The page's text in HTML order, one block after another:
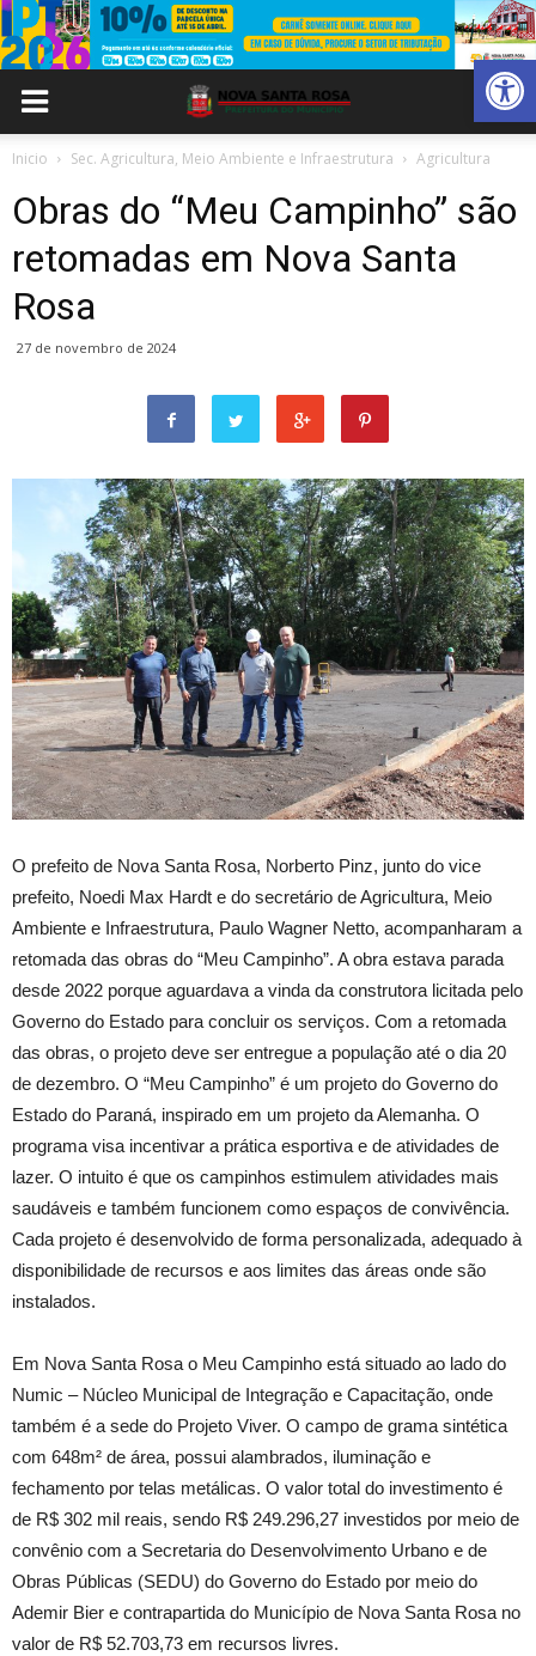
Abrir
Inicio Sec. Agricultura, Meio Ambiente e Infraestrutura Agricultura
Obras do “Meu Campinho” são
retomadas em Nova Santa
Rosa
27 de novembro de 2024
O prefeito de Nova Santa Rosa, Norberto Pinz, junto do vice
prefeito, Noedi Max Hardt e do secretário de Agricultura, Meio
Ambiente e Infraestrutura, Paulo Wagner Netto, acompanharam a
retomada das obras do “Meu Campinho”. A obra estava parada
desde 2022 porque aguardava a vinda da construtora licitada pelo
Governo do Estado para concluir os serviços. Com a retomada
das obras, o projeto deve ser entregue a população até o dia 20
de dezembro. O “Meu Campinho” é um projeto do Governo do
Estado do Paraná, inspirado em um projeto da Alemanha. O
programa visa incentivar a prática esportiva e de atividades de
lazer. O intuito é que os campinhos estimulem atividades mais
saudáveis e também funcionem como espaços de convivência.
Cada projeto é desenvolvido de forma personalizada, adequado à
disponibilidade de recursos e aos limites das áreas onde são
instalados.
Em Nova Santa Rosa o Meu Campinho está situado ao lado do
Numic – Núcleo Municipal de Integração e Capacitação, onde
também é a sede do Projeto Viver. O campo de grama sintética
com 648m² de área, possui alambrados, iluminação e
fechamento por telas metálicas. O valor total do investimento é
de R$ 302 mil reais, sendo R$ 249.296,27 investidos por meio de
convênio com a Secretaria do Desenvolvimento Urbano e de
Obras Públicas (SEDU) do Governo do Estado por meio do
Ademir Bier e contrapartida do Município de Nova Santa Rosa no
valor de R$ 52.703,73 em recursos livres.